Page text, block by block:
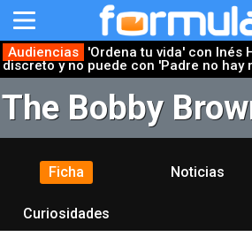
Audiencias
'Ordena tu vida' con Inés
discreto y no puede con 'Padre no hay
The Bobby
Ficha Noticias
Curiosidades